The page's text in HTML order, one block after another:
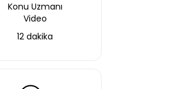
Konu Uzmanı
Video
12 dakika